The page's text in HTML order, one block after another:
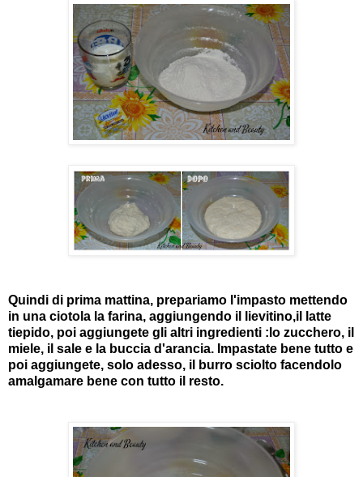
Quindi di prima mattina, prepariamo l'impasto mettendo
in una ciotola la farina, aggiungendo il lievitino,il latte
tiepido, poi aggiungete gli altri ingredienti :lo zucchero, il
miele, il sale e la buccia d'arancia. Impastate bene tutto e
poi aggiungete, solo adesso, il burro sciolto facendolo
amalgamare bene con tutto il resto.